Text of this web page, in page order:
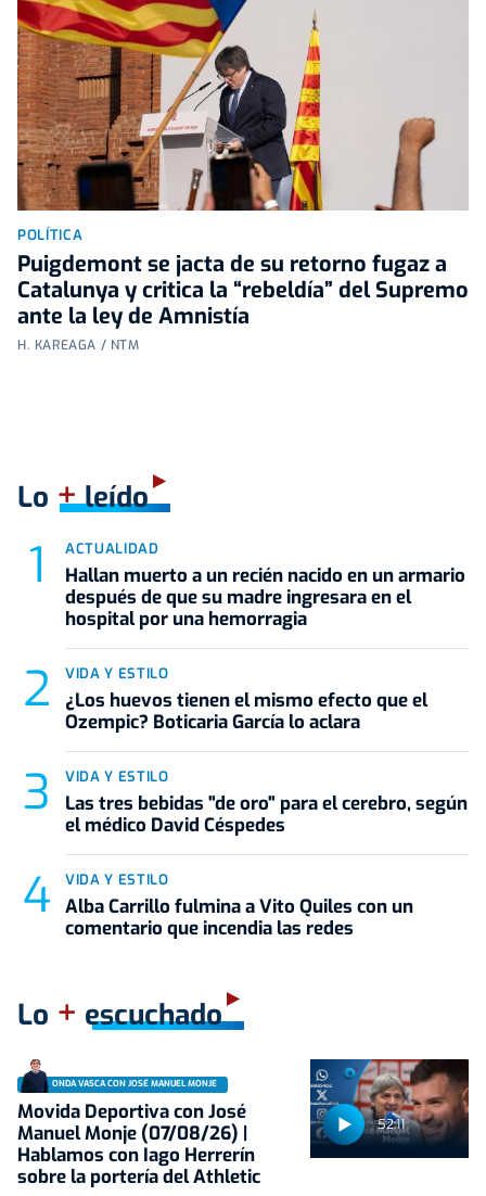
POLÍTICA
Puigdemont se jacta de su retorno fugaz a
Catalunya y critica la “rebeldía” del Supremo
ante la ley de Amnistía
H. KAREAGA / NTM
Lo +leído
ACTUALIDAD
Hallan muerto a un recién nacido en un armario
después de que su madre ingresara en el
hospital por una hemorragia
VIDA Y ESTILO
¿Los huevos tienen el mismo efecto que el
Ozempic? Boticaria García lo aclara
VIDA Y ESTILO
Las tres bebidas "de oro" para el cerebro, según
el médico David Céspedes
VIDA Y ESTILO
Alba Carrillo fulmina a Vito Quiles con un
comentario que incendia las redes
Lo + escuchado
52:11
ONDA VASCA CON JOSÉ MANUEL MONJE
Movida Deportiva con José
Manuel Monje (07/08/26) |
Hablamos con Iago Herrerín
sobre la portería del Athletic